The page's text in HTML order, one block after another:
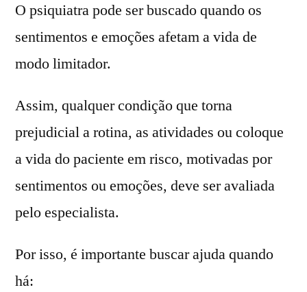
O psiquiatra pode ser buscado quando os
sentimentos e emoções afetam a vida de
modo limitador.
Assim, qualquer condição que torna
prejudicial a rotina, as atividades ou coloque
a vida do paciente em risco, motivadas por
sentimentos ou emoções, deve ser avaliada
pelo especialista.
Por isso, é importante buscar ajuda quando
há: